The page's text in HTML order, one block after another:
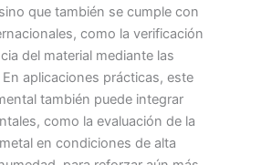
que también se cumple con
como la verificación
del material mediante las
aplicaciones prácticas, este
también puede integrar
como la evaluación de la
en condiciones de alta